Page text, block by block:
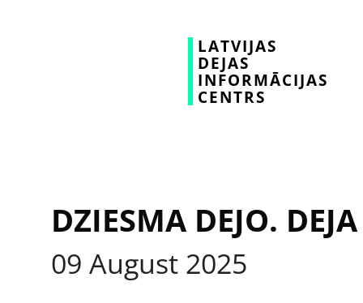
LATVIJAS
DEJAS
INFORMĀCIJAS
CENTRS
DZIESMA DEJO.
09 August 2025